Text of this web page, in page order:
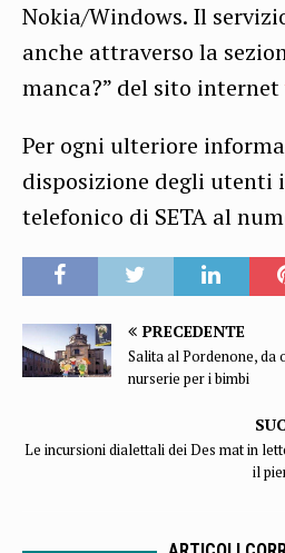
Nokia/Windows. Il
anche attraverso la
manca?” del sito internet
Per ogni ulteriore
disposizione degli utenti
telefonico di SETA al
PRECEDENTE
Salita al Pordenone, da
nurserie per i bimbi
Le incursioni dialettali dei Des mat in
il